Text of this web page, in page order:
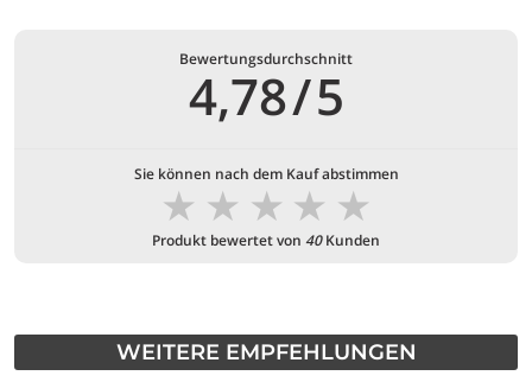
Bewertungsdurchschnitt
4,78/5
Sie können nach dem Kauf abstimmen
★
★
★
★
★
Produkt bewertet von 40Kunden
WEITERE EMPFEHLUNGEN